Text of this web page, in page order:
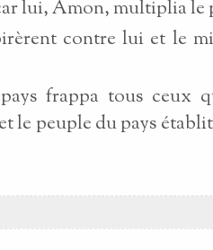
lui, Amon, multiplia le
contre lui et le
frappa tous ceux
le peuple du pays établit